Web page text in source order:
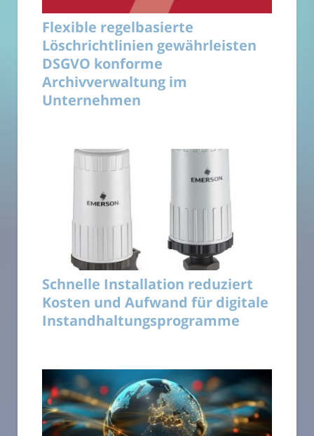
Flexible regelbasierte
Löschrichtlinien gewährleisten
DSGVO konforme
Archivverwaltung im
Unternehmen
Schnelle Installation reduziert
Kosten und Aufwand für digitale
Instandhaltungsprogramme